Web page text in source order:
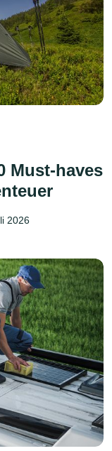
Must-haves
2026